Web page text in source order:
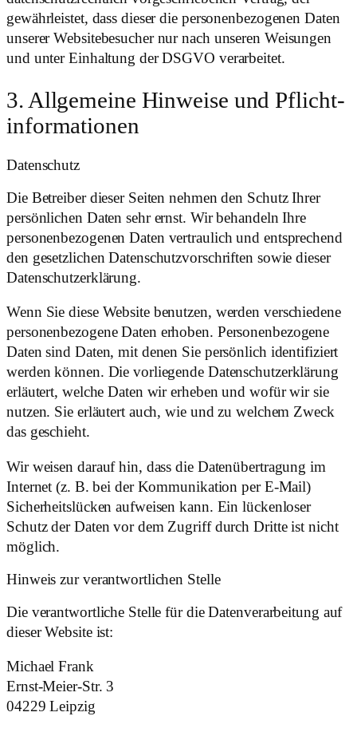
gewährleistet, dass dieser die personenbezogenen Daten
unserer Websitebesucher nur nach unseren Weisungen
und unter Einhaltung der DSGVO verarbeitet.
3. Allgemeine Hinweise und Pflicht­
informationen
Datenschutz
Die Betreiber dieser Seiten nehmen den Schutz Ihrer
persönlichen Daten sehr ernst. Wir behandeln Ihre
personenbezogenen Daten vertraulich und entsprechend
den gesetzlichen Datenschutzvorschriften sowie dieser
Datenschutzerklärung.
Wenn Sie diese Website benutzen, werden verschiedene
personenbezogene Daten erhoben. Personenbezogene
Daten sind Daten, mit denen Sie persönlich identifiziert
werden können. Die vorliegende Datenschutzerklärung
erläutert, welche Daten wir erheben und wofür wir sie
nutzen. Sie erläutert auch, wie und zu welchem Zweck
das geschieht.
Wir weisen darauf hin, dass die Datenübertragung im
Internet (z. B. bei der Kommunikation per E-Mail)
Sicherheitslücken aufweisen kann. Ein lückenloser
Schutz der Daten vor dem Zugriff durch Dritte ist nicht
möglich.
Hinweis zur verantwortlichen Stelle
Die verantwortliche Stelle für die Datenverarbeitung auf
dieser Website ist:
Michael Frank
Ernst-Meier-Str. 3
04229 Leipzig